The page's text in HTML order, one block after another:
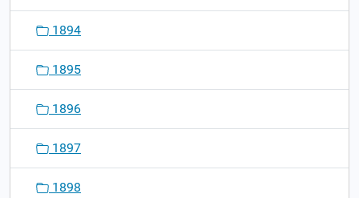
1894
1895
1896
1897
1898